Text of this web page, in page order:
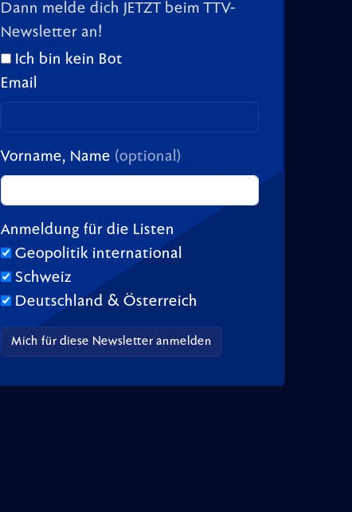
Dann melde dich JETZT beim TTV-
Newsletter an!
Ich bin kein Bot
Email
Vorname, Name (optional)
Anmeldung für die Listen
Geopolitik international
Schweiz
Deutschland & Österreich